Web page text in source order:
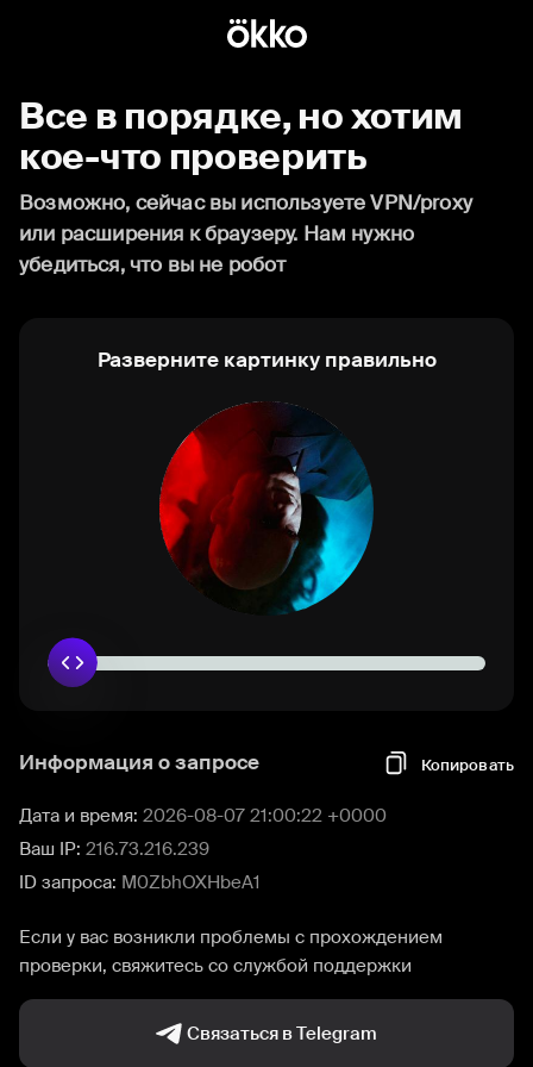
Все в порядке, но хотим
кое-что проверить
Возможно, сейчас вы используете VPN/proxy
или расширения к браузеру. Нам нужно
убедиться, что вы не робот
Разверните картинку правильно
Информация о запросе Копировать
Дата и время: 2026-08-07 21:00:22 +0000
Ваш IP: 216.73.216.239
ID запроса: M0ZbhOXHbeA1
Если у вас возникли проблемы с прохождением
проверки, свяжитесь со службой поддержки
Связаться в Telegram